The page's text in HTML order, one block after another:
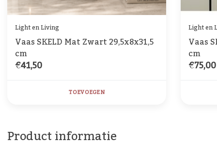
Light en Living
Vaas SKELD Mat Zwart 29,5x8x31,5
cm
€41,50
TOEVOEGEN
Light en
Vaas
cm
€75,00
Product informatie